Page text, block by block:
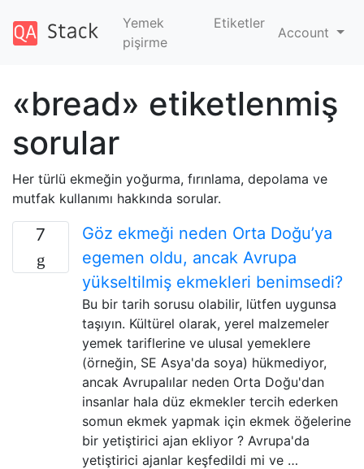
Yemek
pişirme
Etiketler
Account
«bread» etiketlenmiş
sorular
Her türlü ekmeğin yoğurma, fırınlama, depolama ve
mutfak kullanımı hakkında sorular.
7
Göz ekmeği neden Orta Doğu’ya
egemen oldu, ancak Avrupa
yükseltilmiş ekmekleri benimsedi?
Bu bir tarih sorusu olabilir, lütfen uygunsa
taşıyın. Kültürel olarak, yerel malzemeler
yemek tariflerine ve ulusal yemeklere
(örneğin, SE Asya'da soya) hükmediyor,
ancak Avrupalılar neden Orta Doğu'dan
insanlar hala düz ekmekler tercih ederken
somun ekmek yapmak için ekmek öğelerine
bir yetiştirici ajan ekliyor ? Avrupa'da
yetiştirici ajanlar keşfedildi mi ve …